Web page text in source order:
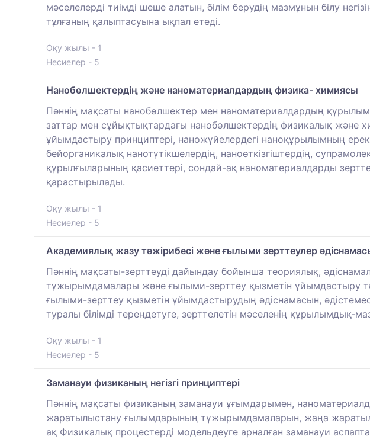
мәселелерді тиімді шеше алатын, білім берудің мазмұнын білу
тұлғаның қалыптасуына ықпал етеді.
Оқу жылы - 1
Несиелер - 5
Нанобөлшектердің және наноматериалдардың физика- химиясы
Пәннің мақсаты нанобөлшектер мен наноматериалдардың
заттар мен сұйықтықтардағы нанобөлшектердің физикалық және
ұйымдастыру принциптері, наножүйелердегі наноқұрылымның
бейорганикалық нанотүтікшелердің, наноөткізгіштердің,
құрылғыларының қасиеттері, сондай-ақ наноматериалдарды
қарастырылады.
Оқу жылы - 1
Несиелер - 5
Академиялық жазу тәжірибесі және ғылыми зерттеулер
Пәннің мақсаты-зерттеуді дайындау бойынша теориялық,
тұжырымдамалары және ғылыми-зерттеу қызметін ұйымдастыру
ғылыми-зерттеу қызметін ұйымдастырудың әдіснамасын,
туралы білімді тереңдетуге, зерттелетін мәселенің құрылымдық-
Оқу жылы - 1
Несиелер - 5
Заманауи физиканың негізгі принциптері
Пәннің мақсаты физиканың заманауи ұғымдарымен,
жаратылыстану ғылымдарының тұжырымдамаларын, жаңа
ақ Физикалық процестерді модельдеуге арналған заманауи